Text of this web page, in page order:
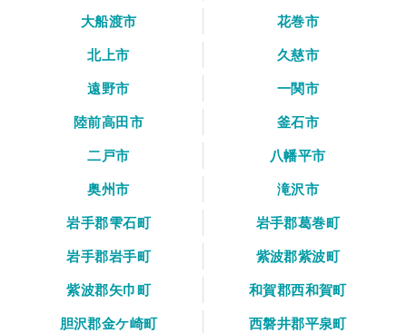
大船渡市
花巻市
北上市
久慈市
遠野市
一関市
陸前高田市
釜石市
二戸市
八幡平市
奥州市
滝沢市
岩手郡雫石町
岩手郡葛巻町
岩手郡岩手町
紫波郡紫波町
紫波郡矢巾町
和賀郡西和賀町
胆沢郡金ケ崎町
西磐井郡平泉町